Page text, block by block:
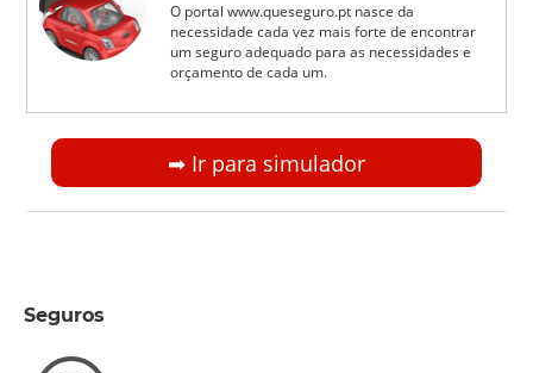
O portal www.queseguro.pt nasce da
necessidade cada vez mais forte de encontrar
um seguro adequado para as necessidades e
orçamento de cada um.
➡︎ Ir para simulador
Seguros